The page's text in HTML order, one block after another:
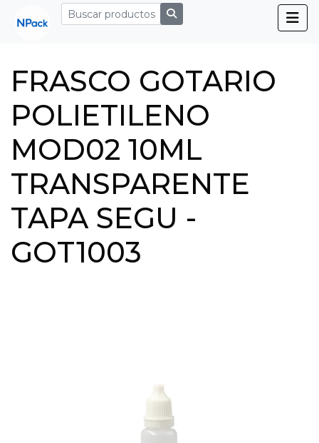
FRASCO GOTARIO
POLIETILENO
MOD02 10ML
TRANSPARENTE
TAPA SEGU -
GOT1003